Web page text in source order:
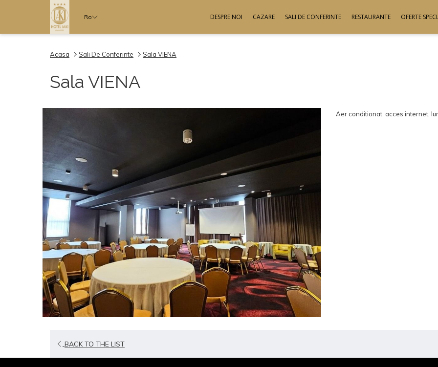
Ro DESPRE NOI CAZARE SALI DE CONFERINTE RESTAURANTE OFERTE
Acasa Sali De Conferinte Sala VIENA
Sala VIENA
Aer conditionat, acces internet,
BACK TO THE LIST